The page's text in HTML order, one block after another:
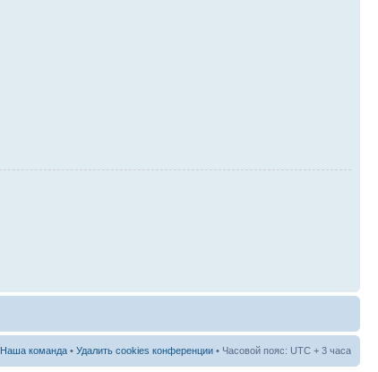
Наша команда • Удалить cookies конференции • Часовой пояс: UTC + 3 часа